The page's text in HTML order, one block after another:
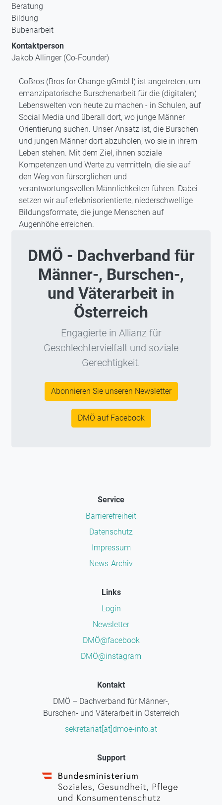
Beratung
Bildung
Bubenarbeit
Kontaktperson
Jakob Allinger (Co-Founder)
CoBros (Bros for Change gGmbH) ist angetreten, um
emanzipatorische Burschenarbeit für die (digitalen)
Lebenswelten von heute zu machen - in Schulen, auf
Social Media und überall dort, wo junge Männer
Orientierung suchen. Unser Ansatz ist, die Burschen
und jungen Männer dort abzuholen, wo sie in ihrem
Leben stehen. Mit dem Ziel, ihnen soziale
Kompetenzen und Werte zu vermitteln, die sie auf
den Weg von fürsorglichen und
verantwortungsvollen Männlichkeiten führen. Dabei
setzen wir auf erlebnisorientierte, niederschwellige
Bildungsformate, die junge Menschen auf
Augenhöhe erreichen.
DMÖ - Dachverband für
Männer-, Burschen-,
und Väterarbeit in
Österreich
Engagierte in Allianz für
Geschlechtervielfalt und soziale
Gerechtigkeit.
Abonnieren Sie unseren Newsletter
DMÖ auf Facebook
Service
Barrierefreiheit
Datenschutz
Impressum
News-Archiv
Links
Login
Newsletter
DMÖ@facebook
DMÖ@instagram
Kontakt
DMÖ – Dachverband für Männer-,
Burschen- und Väterarbeit in Österreich
sekretariat[at]dmoe-info.at
Support